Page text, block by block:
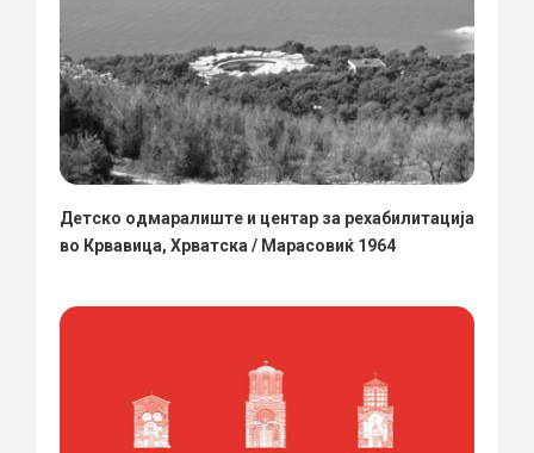
Детско одмаралиште и центар за рехабилитација
во Крвавица, Хрватска / Марасовиќ 1964